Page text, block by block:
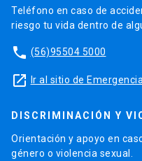
Teléfono en caso de
riesgo tu vida dentro de
phone (56)95504 5000
launch Ir al sitio de
DISCRIMINACIÓN Y
Orientación y apoyo en
género o violencia sexual.